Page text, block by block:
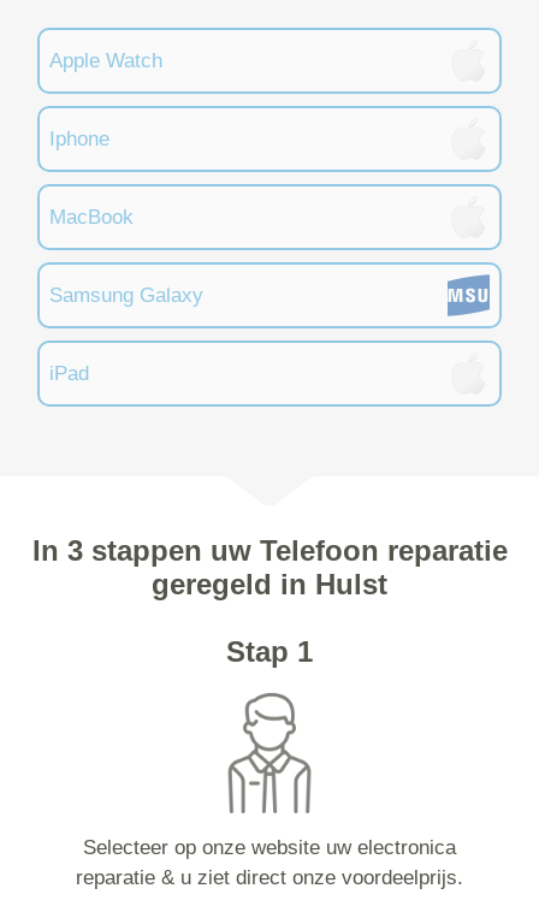
Apple Watch
Iphone
MacBook
Samsung Galaxy
iPad
In 3 stappen uw Telefoon reparatie
geregeld in Hulst
Stap 1
Selecteer op onze website uw electronica
reparatie & u ziet direct onze voordeelprijs.